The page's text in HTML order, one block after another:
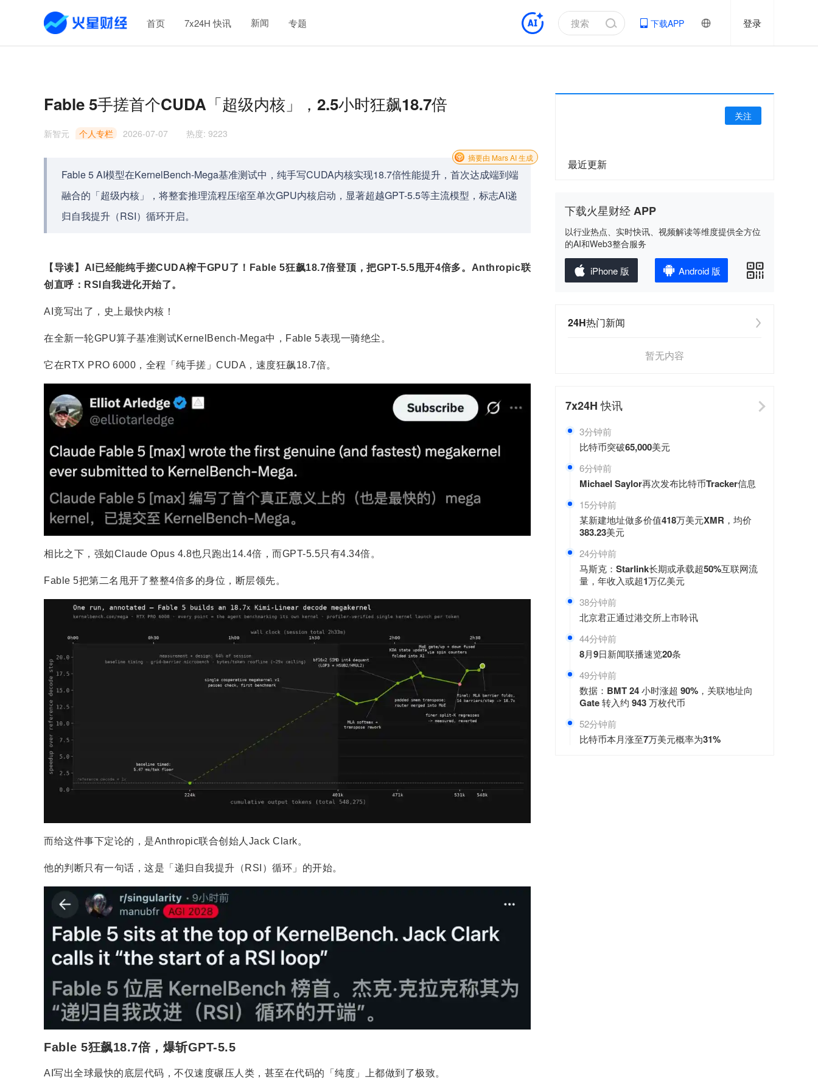
首页 7x24H 快讯 新闻 专题 下载APP 登录
Fable 5手搓首个CUDA「超级内核」，2.5小时狂飙18.7倍
新智元 个人专栏 2026-07-07 热度: 9223
Fable 5 AI模型在KernelBench-Mega基准测试中，纯手写CUDA内核实现18.7倍性能提升，首次达成端到端
融合的「超级内核」，将整套推理流程压缩至单次GPU内核启动，显著超越GPT-5.5等主流模型，标志AI递
归自我提升（RSI）循环开启。
摘要由 Mars AI 生成
【导读】AI已经能纯手搓CUDA榨干GPU了！Fable 5狂飙18.7倍登顶，把GPT-5.5甩开4倍多。Anthropic联
创直呼：RSI自我进化开始了。
AI竟写出了，史上最快内核！
在全新一轮GPU算子基准测试KernelBench-Mega中，Fable 5表现一骑绝尘。
它在RTX PRO 6000，全程「纯手搓」CUDA，速度狂飙18.7倍。
相比之下，强如Claude Opus 4.8也只跑出14.4倍，而GPT-5.5只有4.34倍。
Fable 5把第二名甩开了整整4倍多的身位，断层领先。
而给这件事下定论的，是Anthropic联合创始人Jack Clark。
他的判断只有一句话，这是「递归自我提升（RSI）循环」的开始。
Fable 5狂飙18.7倍，爆斩GPT-5.5
AI写出全球最快的底层代码，不仅速度碾压人类，甚至在代码的「纯度」上都做到了极致。
关注
最近更新
下载火星财经 APP
以行业热点、实时快讯、视频解读等维度提供全方位
的AI和Web3整合服务
iPhone 版 Android 版
24H热门新闻
暂无内容
7x24H快讯
3分钟前
比特币突破65,000美元
6分钟前
Michael Saylor再次发布比特币Tracker信息
15分钟前
某新建地址做多价值418万美元XMR，均价
383.23美元
24分钟前
马斯克：Starlink长期或承载超50%互联网流
量，年收入或超1万亿美元
38分钟前
北京君正通过港交所上市聆讯
44分钟前
8月9日新闻联播速览20条
49分钟前
数据：BMT 24 小时涨超 90%，关联地址向
Gate 转入约 943 万枚代币
52分钟前
比特币本月涨至7万美元概率为31%